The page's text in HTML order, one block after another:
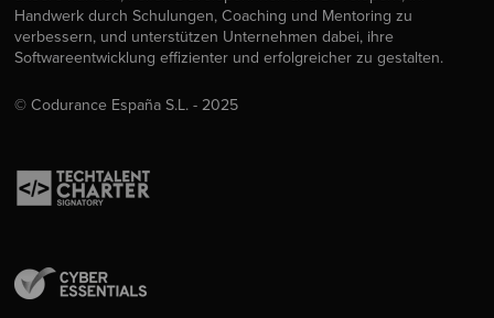
Handwerk durch Schulungen, Coaching und Mentoring zu
verbessern, und unterstützen Unternehmen dabei, ihre
Softwareentwicklung effizienter und erfolgreicher zu gestalten.
© Codurance España S.L. - 2025